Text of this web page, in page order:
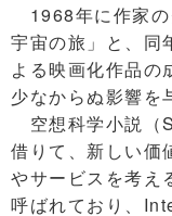
1968年に作家の
宇宙の旅」と、同
よる映画化作品の
少なからぬ影響を
空想科学小説（
借りて、新しい価
やサービスを考え
呼ばれており、